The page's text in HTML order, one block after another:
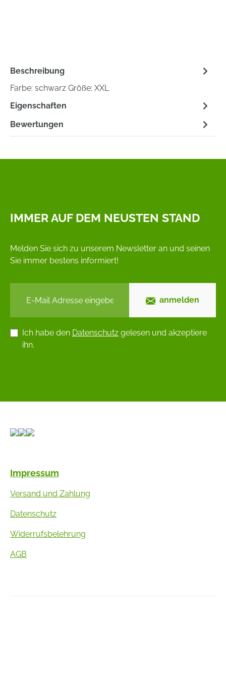
Beschreibung
Farbe: schwarz Größe: XXL
Eigenschaften
Bewertungen
IMMER AUF DEM NEUSTEN STAND
Melden Sie sich zu unserem Newsletter an und seinen
Sie immer bestens informiert!
anmelden
Ich habe den Datenschutz gelesen und akzeptiere
ihn.
Impressum
Versand und Zahlung
Datenschutz
Widerrufsbelehrung
AGB